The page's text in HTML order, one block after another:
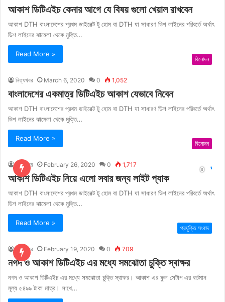
আকাশ ডিটিএইচ কেনার আগে যে বিষয় গুলো খেয়াল রাখবেন
আকাশ DTH বাংলাদেশের প্রথম ডাইরেক্ট টু হোম বা DTH যা সাধারণ ডিশ লাইনের পরিবর্তে অর্থাৎ
ডিশ লাইনের ঝামেলা থেকে মুক্তি…
Read More »
বিনোদন
নিত্যখবর March 6, 2020 0 1,052
বাংলাদেশের একমাত্র ডিটিএইচ আকাশ যেভাবে নিবেন
আকাশ DTH বাংলাদেশের প্রথম ডাইরেক্ট টু হোম বা DTH যা সাধারণ ডিশ লাইনের পরিবর্তে অর্থাৎ
ডিশ লাইনের ঝামেলা থেকে মুক্তি…
Read More »
বিনোদন
নিত্যখবর February 26, 2020 0 1,717
আকাশ ডিটিএইচ নিয়ে এলো সবার জন্য লাইট প্যাক
আকাশ DTH বাংলাদেশের প্রথম ডাইরেক্ট টু হোম বা DTH যা সাধারণ ডিশ লাইনের পরিবর্তে অর্থাৎ
ডিশ লাইনের ঝামেলা থেকে মুক্তি…
Read More »
প্রযুক্তি সংবাদ
নিত্যখবর February 19, 2020 0 709
নগদ ও আকাশ ডিটিএইচ এর মধ্যে সমঝোতা চুক্তি স্বাক্ষর
নগদ ও আকাশ ডিটিএইচ এর মধ্যে সমঝোতা চুক্তি স্বাক্ষর। আকাশ এর ফুল সেটাপ এর বর্তমান
মূল্য ৫৪৯৯ টাকা মাত্র। সাথে…